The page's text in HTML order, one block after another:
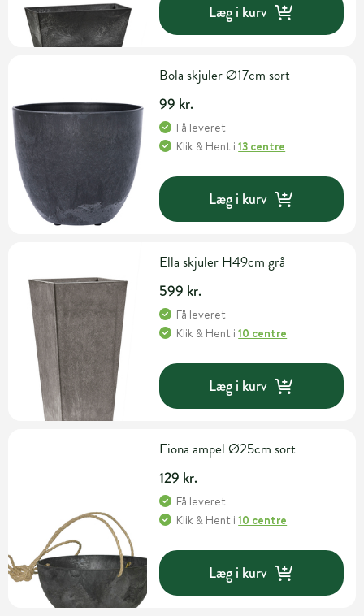
Læg i kurv
Bola skjuler Ø17cm sort
99 kr.
Få leveret
Klik & Hent i13 centre
Læg i kurv
Ella skjuler H49cm grå
599 kr.
Få leveret
Klik & Hent i10 centre
Læg i kurv
Fiona ampel Ø25cm sort
129 kr.
Få leveret
Klik & Hent i10 centre
Læg i kurv